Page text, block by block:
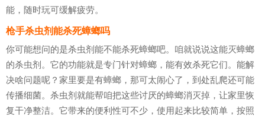
能，随时玩可缓解疲劳。
枪手杀虫剂能杀死蟑螂吗
你可能想问的是杀虫剂能不能杀死蟑螂吧。咱就说说这能灭蟑螂
的杀虫剂。它的功能就是专门针对蟑螂，能有效杀死它们。能解
决啥问题呢？家里要是有蟑螂，那可太闹心了，到处乱爬还可能
传播细菌。杀虫剂就能帮咱把这些讨厌的蟑螂消灭掉，让家里恢
复干净整洁。它带来的便利性可不少，使用起来比较简单，按照